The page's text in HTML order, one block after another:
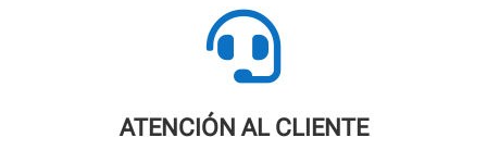

ATENCIÓN AL CLIENTE